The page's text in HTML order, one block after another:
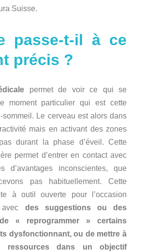
Suisse.
passe-t-il à ce
précis ?
permet de voir ce qui se
moment particulier qui est cette
sommeil. Le cerveau est alors dans
mais en activant des zones
durant la phase d’éveil. Cette
permet d’entrer en contact avec
d’avantages inconscientes, que
pas habituellement. Cette
à outil ouverte pour l’occasion
avec des suggestions ou des
de « reprogrammer » certains
dysfonctionnant, ou de mettre à
ressources dans un objectif